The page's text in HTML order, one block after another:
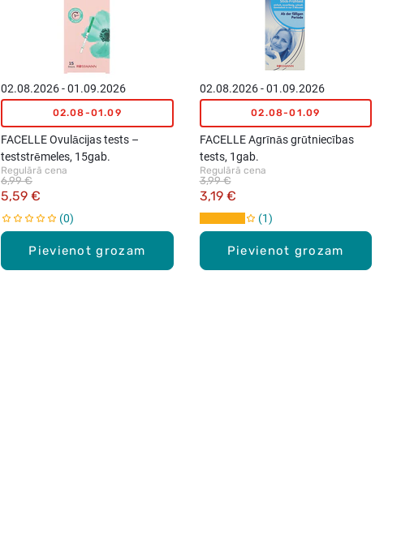
Pievienot grozam
02.08.2026 - 01.09.2026
02.08-01.09
FACELLE Ovulācijas tests –
teststrēmeles, 15gab.
Regulārā cena
5,59 €
6,99 €
0
Pievienot grozam
02.08.2026 - 01.09.2026
02.08-01.09
FACELLE Agrīnās grūtniecības
tests, 1gab.
Regulārā cena
3,19 €
3,99 €
1